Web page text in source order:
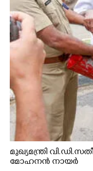
മുഖ്യമന്ത്രി
മോഹനൻ നായർ